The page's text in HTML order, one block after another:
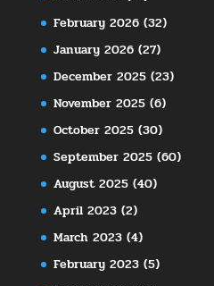
February 2026(32)
January 2026(27)
December 2025(23)
November 2025(6)
October 2025(30)
September 2025(60)
August 2025(40)
April 2023(2)
March 2023(4)
February 2023(5)